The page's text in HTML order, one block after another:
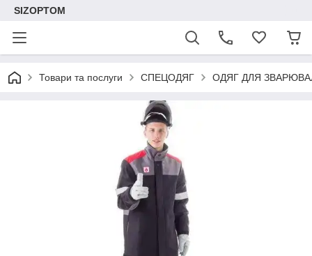
SIZOPTOM
Товари та послуги СПЕЦОДЯГ ОДЯГ ДЛЯ